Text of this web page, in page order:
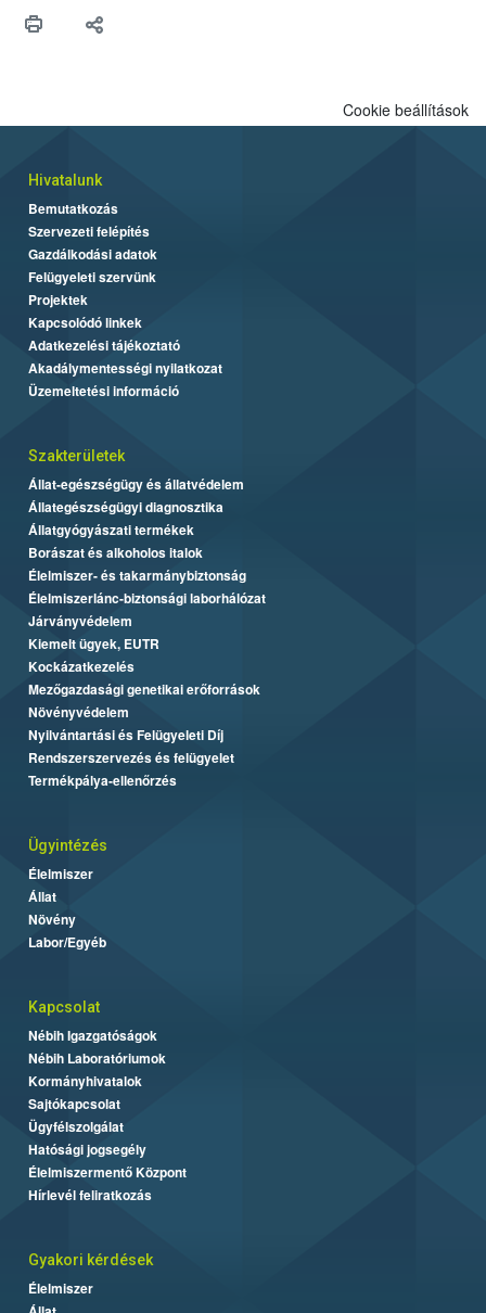
Cookie beállítások
Hivatalunk
Bemutatkozás
Szervezeti felépítés
Gazdálkodási adatok
Felügyeleti szervünk
Projektek
Kapcsolódó linkek
Adatkezelési tájékoztató
Akadálymentességi nyilatkozat
Üzemeltetési információ
Szakterületek
Állat-egészségügy és állatvédelem
Állategészségügyi diagnosztika
Állatgyógyászati termékek
Borászat és alkoholos italok
Élelmiszer- és takarmánybiztonság
Élelmiszerlánc-biztonsági laborhálózat
Járványvédelem
Kiemelt ügyek, EUTR
Kockázatkezelés
Mezőgazdasági genetikai erőforrások
Növényvédelem
Nyilvántartási és Felügyeleti Díj
Rendszerszervezés és felügyelet
Termékpálya-ellenőrzés
Ügyintézés
Élelmiszer
Állat
Növény
Labor/Egyéb
Kapcsolat
Nébih Igazgatóságok
Nébih Laboratóriumok
Kormányhivatalok
Sajtókapcsolat
Ügyfélszolgálat
Hatósági jogsegély
Élelmiszermentő Központ
Hírlevél feliratkozás
Gyakori kérdések
Élelmiszer